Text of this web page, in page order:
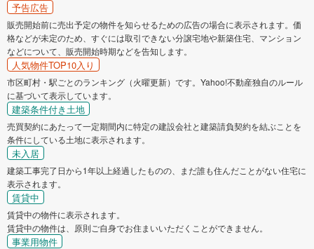
予告広告
販売開始前に売出予定の物件を知らせるための広告の場合に表示されます。価
格などが未定のため、すぐには取引できない分譲宅地や新築住宅、マンション
などについて、販売開始時期などを告知します。
人気物件TOP10入り
市区町村・駅ごとのランキング（火曜更新）です。Yahoo!不動産独自のルール
に基づいて表示しています。
建築条件付き土地
売買契約にあたって一定期間内に特定の建設会社と建築請負契約を結ぶことを
条件にしている土地に表示されます。
未入居
建築工事完了日から1年以上経過したものの、まだ誰も住んだことがない住宅に
表示されます。
賃貸中
賃貸中の物件に表示されます。
賃貸中の物件は、原則ご自身でお住まいいただくことができません。
事業用物件